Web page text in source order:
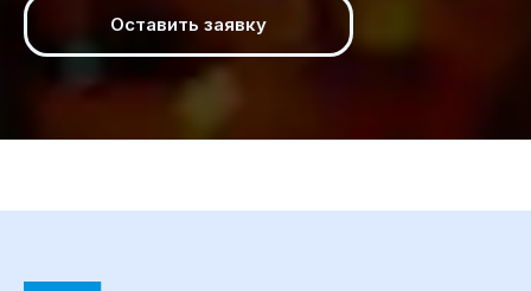
Оставить заявку